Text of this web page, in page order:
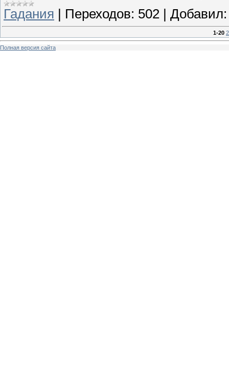
Гадания
Переходов: 502 Добавил:
1-20
Полная версия сайта